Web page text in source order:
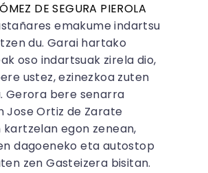
DE SEGURA PIEROLA
emakume indartsu
du. Garai hartako
oso indartsuak zirela dio,
ustez, ezinezkoa zuten
Gerora bere senarra
Jose Ortiz de Zarate
kartzelan egon zenean,
dagoeneko eta autostop
zen Gasteizera bisitan.